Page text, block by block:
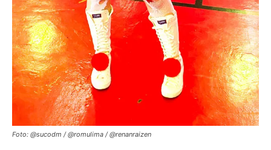
Foto: @sucodm / @romulima / @renanraizen